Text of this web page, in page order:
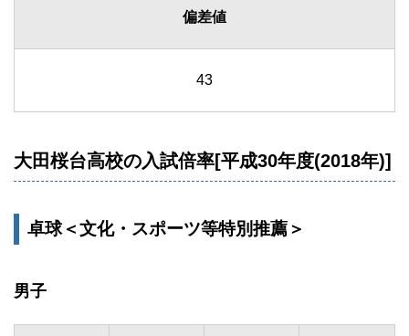
偏差値
43
大田桜台高校の入試倍率[平成30年度(2018年)]
卓球＜文化・スポーツ等特別推薦＞
男子